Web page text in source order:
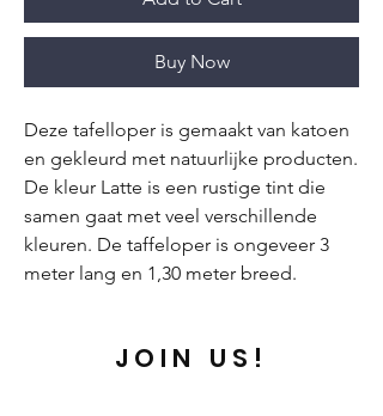
Buy Now
Deze tafelloper is gemaakt van katoen
en gekleurd met natuurlijke producten.
De kleur Latte is een rustige tint die
samen gaat met veel verschillende
kleuren. De taffeloper is ongeveer 3
meter lang en 1,30 meter breed.
JOIN US!